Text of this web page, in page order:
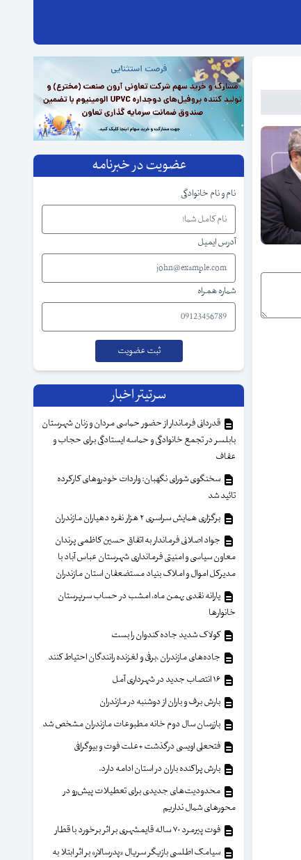
عضویت در خبرنامه
نام و نام خانوادگی
آدرس ایمیل
شماره همراه
سرتیتر اخبار
قدردانی فرماندار از حضور حماسی مردان و زنان شهرستان
بابلسر در تجمع خانوادگی و حماسه ایستادگی برای حجاب و
عفاف
سخنگوی شورای نگهبان: واردات خودروهای کارکرده
تائید شد
برگزاری همایش سراسری ۲ هزار نفره دهیاران مازندران
جواد اصلانی فرماندار به اتفاق حسین کاظمی پرندان
معاون سیاسی و امنیتی فرمانداری شهرستان عباس آباد با
مدیرکل اموال و املاک بنیاد مستضعفان استان مازندران
یارانه نقدی بهمن ماه، امشب در حساب سرپرستان
خانوار‌ها
کولاک شدید جاده کندوان را بست
جاده‌های مازندران ،برفی و لغزنده رانندگان احتیاط کنند
بارش برف و باران از دوشنبه در مازندران
بازرسان سال دوم خانه مطبوعات مازندران مشخص شد
فتحعلی اویسی درگذشت +علت فوت و بیوگرافی
بارش پراکنده باران در استان ادامه دارد.
محدودیت‌های جدیدی برای تعطیلات پیش‌رو در
محورهای شمال نداریم
فوت پیرمرد ۷۰ ساله قایمشهری بر اثر برخورد با قطار
سیامک اطلسی بازیگر سریال «پدرسالار» بر اثر ابتلا به